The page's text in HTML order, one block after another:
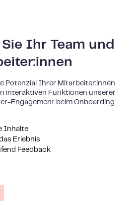
Ihr Team und
Potenzial Ihrer Mitarbeiter:innen
interaktiven Funktionen unserer
Engagement beim Onboarding
Inhalte
Erlebnis
Feedback